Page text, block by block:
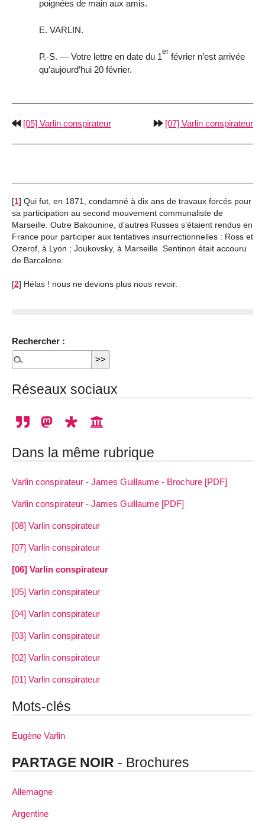
poignées de main aux amis.
E. VARLIN.
P.-S. — Votre lettre en date du 1er février n’est arrivée
qu’aujourd’hui 20 février.
[05] Varlin conspirateur [07] Varlin conspirateur
[1] Qui fut, en 1871, condamné à dix ans de travaux forcés pour
sa participation au second mouvement communaliste de
Marseille. Outre Bakounine, d’autres Russes s’étaient rendus en
France pour participer aux tentatives insurrectionnelles : Ross et
Ozerof, à Lyon ; Joukovsky, à Marseille. Sentinon était accouru
de Barcelone.
[2] Hélas ! nous ne devions plus nous revoir.
Rechercher :
Réseaux sociaux
Dans la même rubrique
Varlin conspirateur - James Guillaume - Brochure [PDF]
Varlin conspirateur - James Guillaume [PDF]
[08] Varlin conspirateur
[07] Varlin conspirateur
[06] Varlin conspirateur
[05] Varlin conspirateur
[04] Varlin conspirateur
[03] Varlin conspirateur
[02] Varlin conspirateur
[01] Varlin conspirateur
Mots-clés
Eugène Varlin
PARTAGE NOIR - Brochures
Allemagne
Argentine